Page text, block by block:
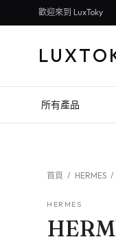
歡迎來到 LuxToky
所有產品
首頁 / HERMES /
HERMES